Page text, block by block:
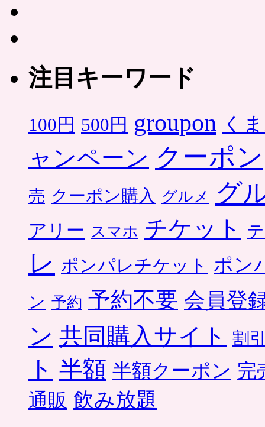
注目キーワード
100円 500円 groupon く
ャンペーン クーポン
売 クーポン購入 グルメ グ
アリー スマホ チケット
レ ポンパレチケット ポン
ン 予約 予約不要 会員登
ン 共同購入サイト 割
ト 半額 半額クーポン 完
通販 飲み放題